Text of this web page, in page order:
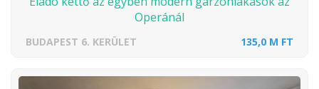
Operánál
BUDAPEST 6. KERÜLET 135,0 M FT